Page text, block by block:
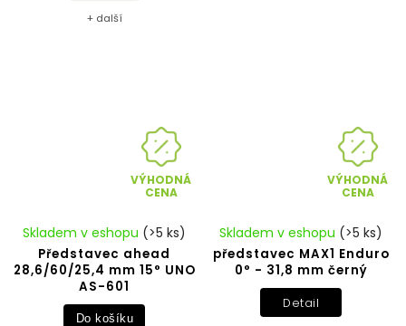
+ další
VÝHODNÁ
CENA
Představec ahead
28,6/60/25,4 mm 15° UNO
AS-601
Skladem v eshopu (>5 ks)
Do košíku
VÝHODNÁ
CENA
představec MAX1 Enduro
0° - 31,8 mm černý
Skladem v eshopu (>5 ks)
Detail